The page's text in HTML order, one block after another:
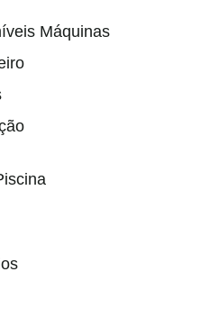
Máquinas